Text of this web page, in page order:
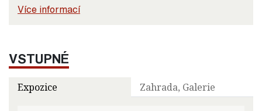
Více informací
VSTUPNÉ
Expozice Zahrada, Galerie